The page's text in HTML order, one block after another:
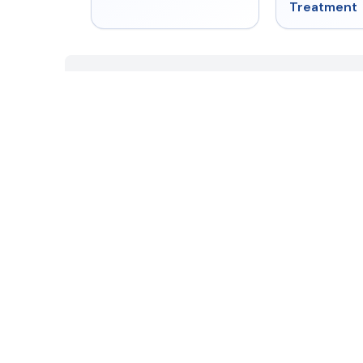
Treatment